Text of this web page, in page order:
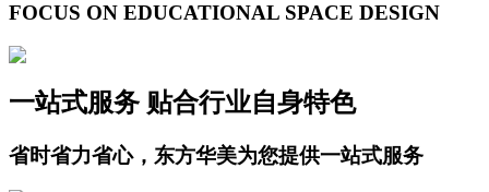
FOCUS ON EDUCATIONAL SPACE DESIGN
一站式服务 贴合行业自身特色
省时省力省心，东方华美为您提供一站式服务